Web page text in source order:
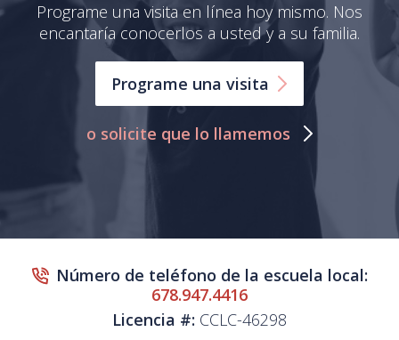
Programe una visita en línea hoy mismo. Nos
encantaría conocerlos a usted y a su familia.
Programe una visita
o solicite que lo llamemos
Número de teléfono de la escuela local:
678.947.4416
Licencia #: CCLC-46298